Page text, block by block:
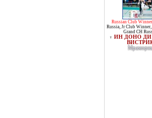
Russian Club Winner
Russia, Jr Club Winner,
Grand CH
♀ ИН ДОНО ДИ